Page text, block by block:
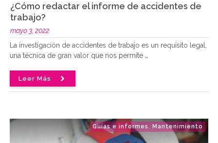
¿Cómo redactar el informe de accidentes de
trabajo?
mayo 3, 2022
La investigación de accidentes de trabajo es un requisito legal,
una técnica de gran valor que nos permite ..
Leer Más
Guías e informes , Mantenimiento